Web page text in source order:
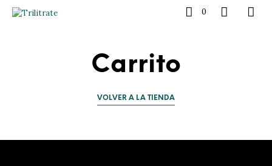
0
Carrito
VOLVER A LA TIENDA